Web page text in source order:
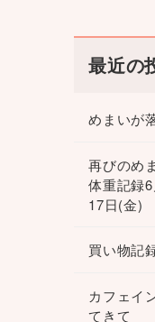
最近の
めまいが
再びのめ
体重記録
17日(金)
買い物記
カフェイ
てきて